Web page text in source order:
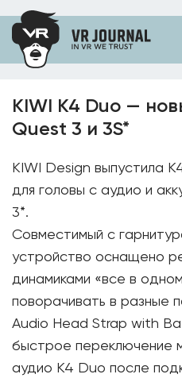
KIWI K4 Duo —
Quest 3 и 3S*
KIWI Design выпустила
для головы с аудио и
3*.
Совместимый с
устройство оснащено
динамиками «все в
поворачивать в разные
Audio Head Strap with
быстрое переключение
аудио K4 Duo после